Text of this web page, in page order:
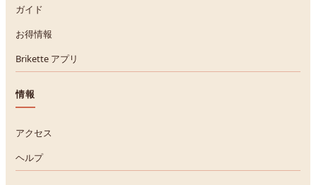
ガイド
お得情報
Brikette アプリ
情報
アクセス
ヘルプ